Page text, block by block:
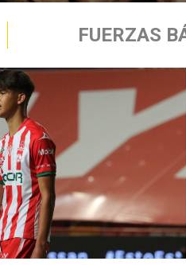
FUERZAS